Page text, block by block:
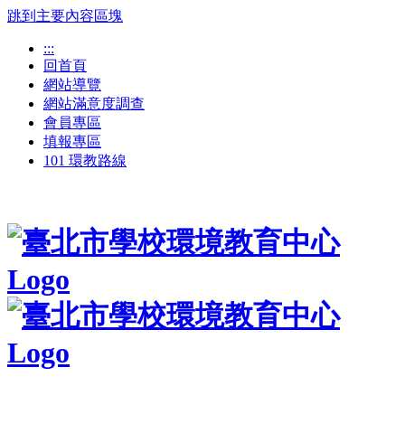
跳到主要內容區塊
:::
回首頁
網站導覽
網站滿意度調查
會員專區
填報專區
101 環教路線